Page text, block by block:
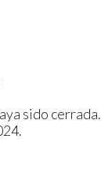
sido cerrada.